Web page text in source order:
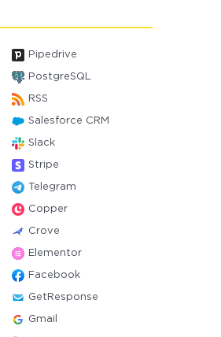
Pipedrive
PostgreSQL
RSS
Salesforce CRM
Slack
Stripe
Telegram
Copper
Crove
Elementor
Facebook
GetResponse
Gmail